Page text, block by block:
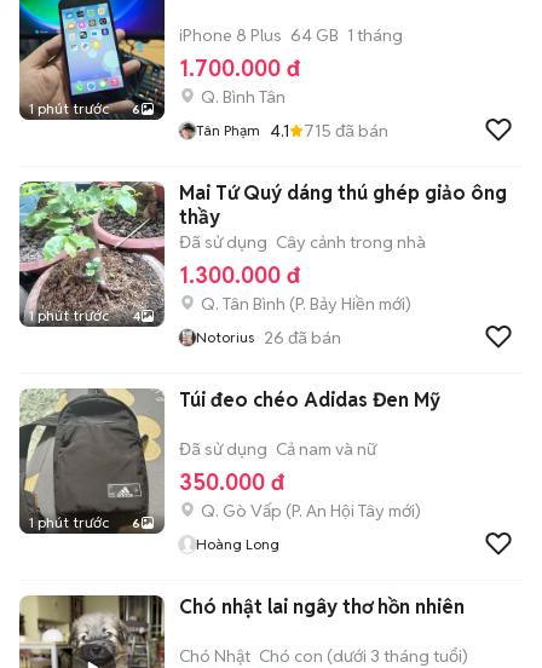
1 phút trước 6
iPhone 8 Plus 64 GB 1 tháng
1.700.000 đ
Q. Bình Tân
Tân Phạm 4.1 715 đã bán
1 phút trước 4
Mai Tứ Quý dáng thú ghép giảo ông
thầy
Đã sử dụng Cây cảnh trong nhà
1.300.000 đ
Q. Tân Bình (P. Bảy Hiền mới)
Notorius 26 đã bán
1 phút trước 6
Túi đeo chéo Adidas Đen Mỹ
Đã sử dụng Cả nam và nữ
350.000 đ
Q. Gò Vấp (P. An Hội Tây mới)
Hoàng Long
Chó nhật lai ngây thơ hồn nhiên
Chó Nhật Chó con (dưới 3 tháng tuổi)